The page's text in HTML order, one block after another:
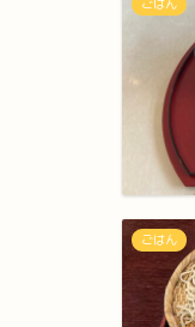
ごはん
ごはん